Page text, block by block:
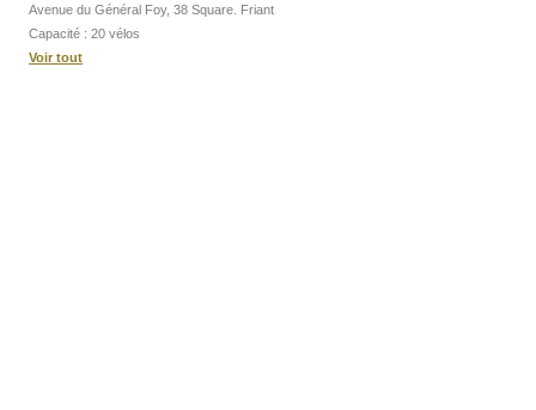
Avenue du Général Foy, 38 Square. Friant
Capacité : 20 vélos
Voir tout